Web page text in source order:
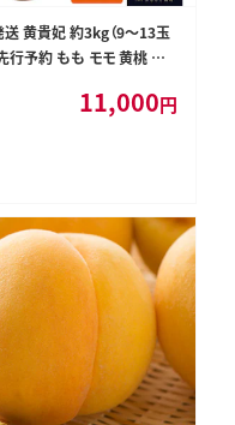
送 黄貴妃 約3kg（9～13玉
行予約 もも モモ 黄桃 黄
11,000円